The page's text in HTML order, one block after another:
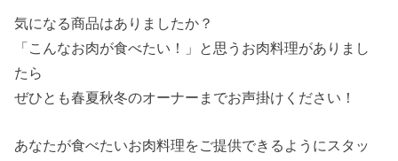
気になる商品はありましたか？
「こんなお肉が食べたい！」と思うお肉料理がありまし
たら
ぜひとも春夏秋冬のオーナーまでお声掛けください！
あなたが食べたいお肉料理をご提供できるようにスタッ